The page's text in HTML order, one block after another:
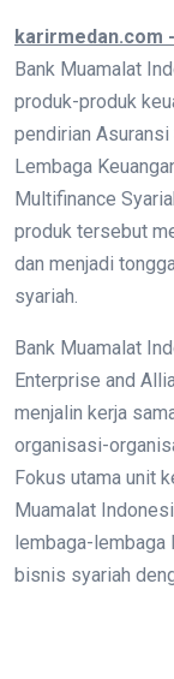
karirmedan.com -
Bank Muamalat
produk-produk
pendirian Asuransi
Lembaga
Multifinance
produk tersebut
dan menjadi
syariah.
Bank Muamalat
Enterprise and
menjalin kerja
organisasi-
Fokus utama unit
Muamalat
lembaga-lembaga
bisnis syariah